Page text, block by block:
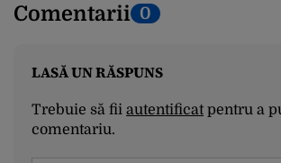
Comentarii 0
LASĂ UN RĂSPUNS
Trebuie să fii autentificatpentru a
comentariu.